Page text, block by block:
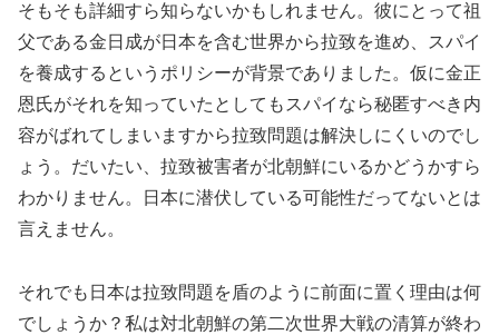
そもそも詳細すら知らないかもしれません。彼にとって祖
父である金日成が日本を含む世界から拉致を進め、スパイ
を養成するというポリシーが背景でありました。仮に金正
恩氏がそれを知っていたとしてもスパイなら秘匿すべき内
容がばれてしまいますから拉致問題は解決しにくいのでし
ょう。だいたい、拉致被害者が北朝鮮にいるかどうかすら
わかりません。日本に潜伏している可能性だってないとは
言えません。
それでも日本は拉致問題を盾のように前面に置く理由は何
でしょうか？私は対北朝鮮の第二次世界大戦の清算が終わ